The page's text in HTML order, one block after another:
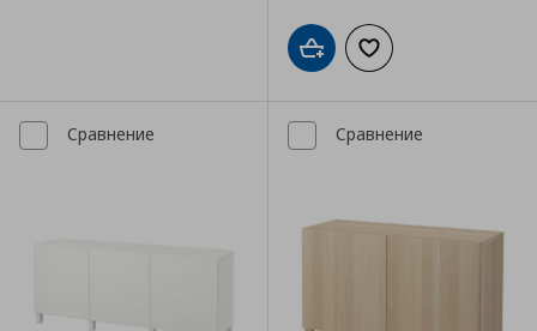
Добави в кошницата
Добави към
Сравнение Сравнение